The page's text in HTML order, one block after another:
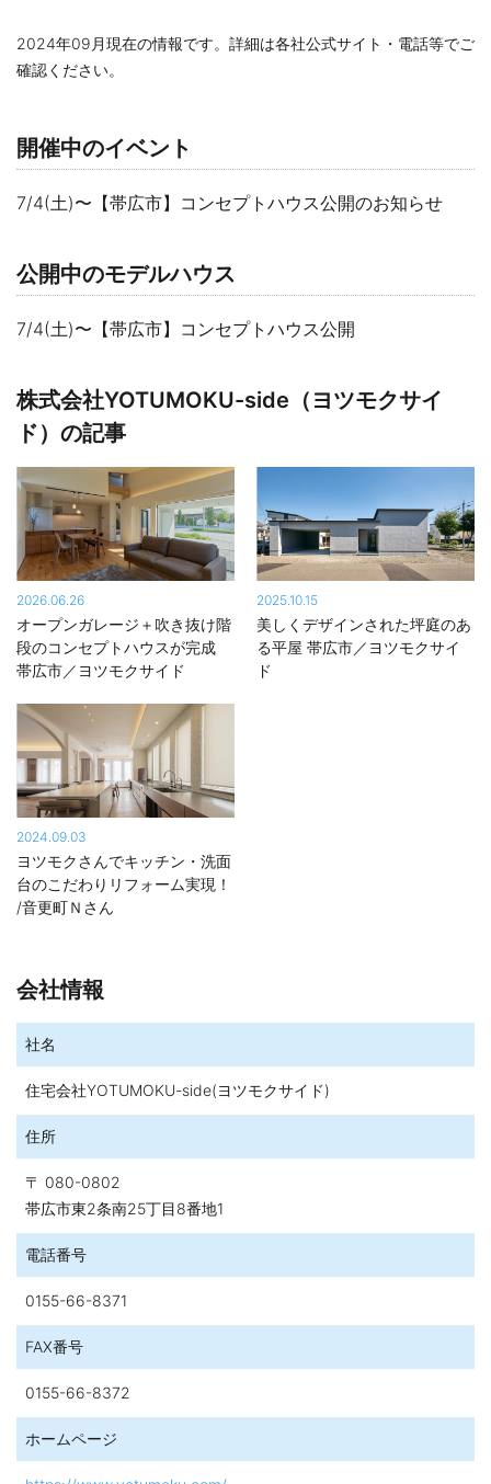
2024年09月現在の情報です。詳細は各社公式サイト・電話等でご
確認ください。
開催中のイベント
7/4(土)〜【帯広市】​コンセプトハウス公開のお知らせ
公開中のモデルハウス
7/4(土)〜【帯広市】​コンセプトハウス公開
株式会社YOTUMOKU-side（ヨツモクサイ
ド）の記事
2026.06.26
オープンガレージ＋吹き抜け階
段のコンセプトハウスが完成
帯広市／ヨツモクサイド
2025.10.15
美しくデザインされた坪庭のあ
る平屋 帯広市／ヨツモクサイ
ド
2024.09.03
ヨツモクさんでキッチン・洗面
台のこだわりリフォーム実現！
/音更町Ｎさん
会社情報
社名
住宅会社YOTUMOKU-side(ヨツモクサイド)
住所
〒 080-0802
帯広市東2条南25丁目8番地1
電話番号
0155-66-8371
FAX番号
0155-66-8372
ホームページ